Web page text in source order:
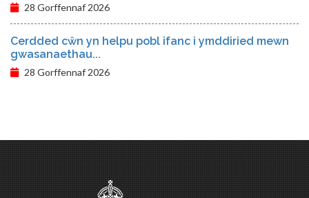
28 Gorffennaf 2026
Cerdded cŵn yn helpu pobl ifanc i ymddiried mewn
gwasanaethau...
28 Gorffennaf 2026